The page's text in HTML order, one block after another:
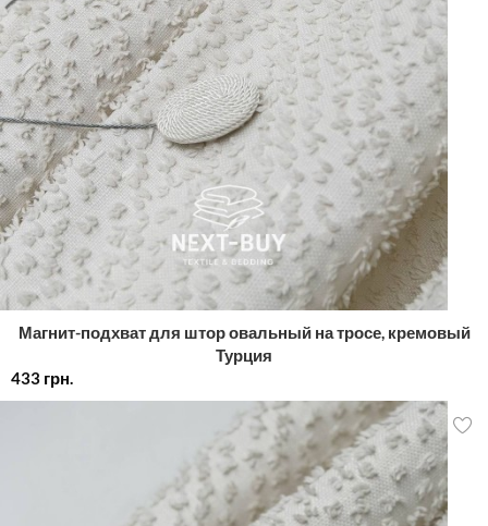
Магнит-подхват для штор овальный на тросе, кремовый
Турция
433 грн.